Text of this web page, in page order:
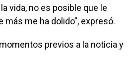
vida, no es posible que le
me ha dolido”, expresó.
previos a la noticia y